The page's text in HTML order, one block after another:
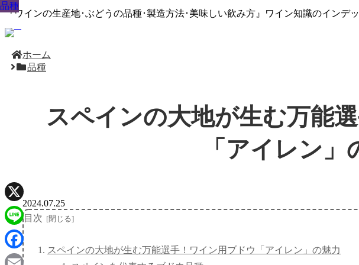
『ワインの生産地･ぶどうの品種･製造方法･美味しい飲み方』ワイン知識のインデ
ホーム
品種
スペインの大地が生む万能
「アイレン」
品種
2024.07.25
目次
スペインの大地が生む万能選手！ワイン用ブドウ「アイレン」の魅力
品種
品種
品種
品種
品種
品種
品種
品種
X
Line
Facebook